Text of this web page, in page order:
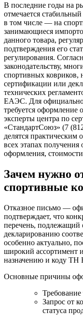
В последние годы на
отмечается
в том числе — на
занимающиеся
данного товара,
подтверждения его
регулирования.
законодательству,
спортивных ковриков,
сертификации или
технических
ЕАЭС. Для
требуется оформление
эксперты центра по
«СтандартСоюз» (7
делятся
всех этапах
оформления,
Зачем нужно
спортивные
Отказное письмо —
подтверждает, что
перечень, подлежащий
декларированию
особенно актуально,
широкий ассортимент
назначению и коду ТН
Основные причины
Запрос от
статуса